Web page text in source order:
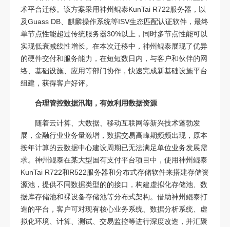
术平台迁移。该方案采用神州鲲泰KunTai R722服务器，以
及Guass DB、麒麟操作系统等ISV生态匹配认证软件，最终
单节点性能超过传统服务器30%以上，同时多节点性能可以
实现低衰减线性增长。在本次迁移中，神州鲲泰展现了优异
的硬件交付和服务能力，在短短数日内，与客户和伙伴的网
络、基础设施、应用等部门协作，快速完成新基础设施平台
组建，获得客户好评。
合理管控数据汛期，有效利用数据资源
随着云计算、大数据、移动互联网等新兴技术蓬勃发
展，金融行业业务量激增，数据交易高峰期频频出现，原本
按年计算的云数据中心建设周期已无法满足单位业务发展需
求。神州鲲泰在某大型国有支付平台项目中，使用神州鲲泰
KunTai R722和R522服务器和分布式存储软件来搭建存储资
源池，提供不同数据类型的的接口，构建虚拟化存储池、数
据库存储池和裸设备存储池等分布式架构。借助神州鲲泰打
造的平台，客户可对现有核心业务系统、数据分析系统、虚
拟化环境、计算、测试、交易监控等进行深度改造，并汇聚